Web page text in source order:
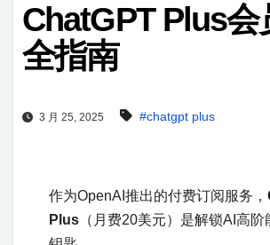
ChatGPT Plus会
全指南
3 月 25, 2025 #chatgpt plus
作为OpenAI推出的付费订阅服务，​
Plus （月费20美元）是解锁AI高阶